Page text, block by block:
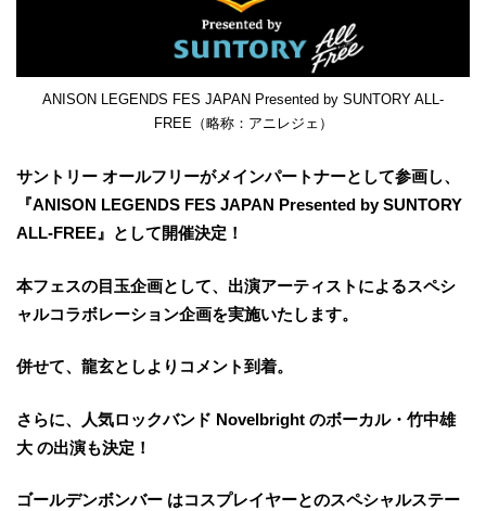
ANISON LEGENDS FES JAPAN Presented by SUNTORY ALL-
FREE（略称：アニレジェ）
サントリー オールフリーがメインパートナーとして参画し、
『ANISON LEGENDS FES JAPAN Presented by SUNTORY
ALL-FREE』として開催決定！
本フェスの目玉企画として、出演アーティストによるスペシ
ャルコラボレーション企画を実施いたします。
併せて、龍玄としよりコメント到着。
さらに、人気ロックバンド Novelbright のボーカル・竹中雄
大 の出演も決定！
ゴールデンボンバー はコスプレイヤーとのスペシャルステー